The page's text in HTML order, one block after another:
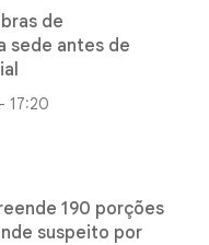
de
sede antes de
17:20
190 porções
suspeito por